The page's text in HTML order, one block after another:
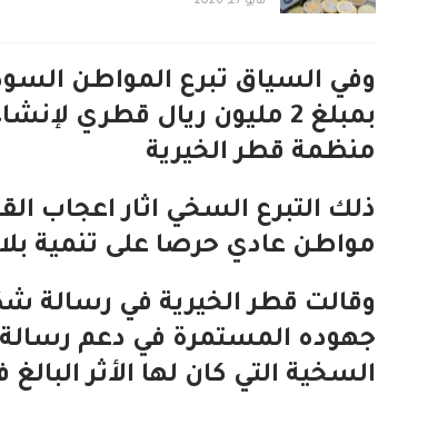
وفي السياق تبرع المواطن
بمبلغ 2 مليون ريال
منظمة قطر الخيرية
ذلك التبرع السخي اثار اعجاب
مواطن عادي حرصا على تنمية
وقالت قطر الخيرية في رسالة
جهوده المستمرة في دعم رسالة
السخية التي كان لها الأثر